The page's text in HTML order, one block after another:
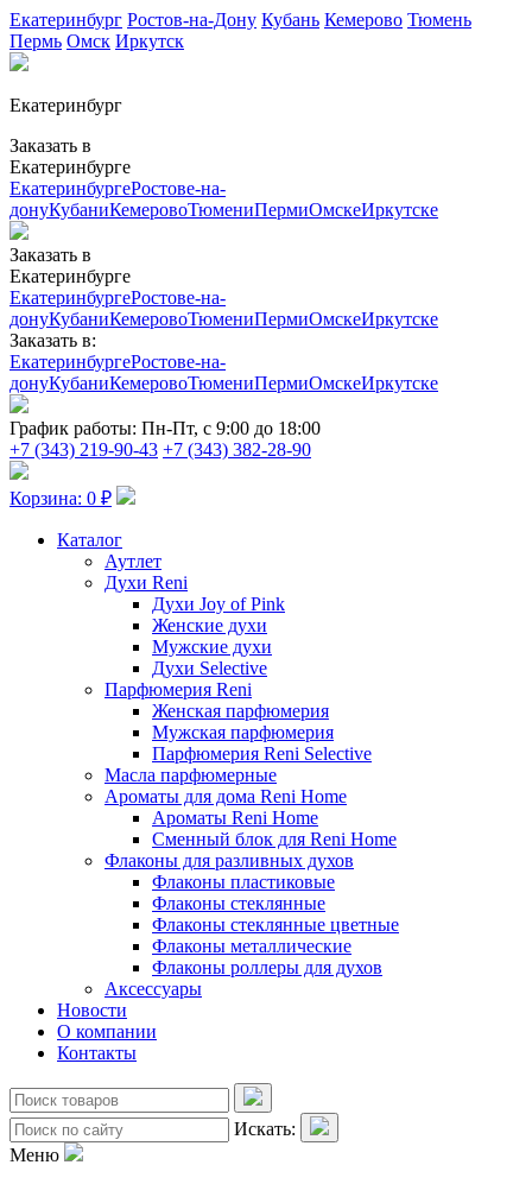
Екатеринбург Ростов-на-Дону Кубань Кемерово Тюмень
Пермь Омск Иркутск
Екатеринбург
Заказать в
Екатеринбурге
ЕкатеринбургеРостове-на-
донуКубаниКемеровоТюмениПермиОмскеИркутске
Заказать в
Екатеринбурге
ЕкатеринбургеРостове-на-
донуКубаниКемеровоТюмениПермиОмскеИркутске
Заказать в:
ЕкатеринбургеРостове-на-
донуКубаниКемеровоТюмениПермиОмскеИркутске
График работы: Пн-Пт, с 9:00 до 18:00
+7 (343) 219-90-43 +7 (343) 382-28-90
Корзина: 0 ₽
Каталог
Аутлет
Духи Reni
Духи Joy of Pink
Женские духи
Мужские духи
Духи Selective
Парфюмерия Reni
Женская парфюмерия
Мужская парфюмерия
Парфюмерия Reni Selective
Масла парфюмерные
Ароматы для дома Reni Home
Ароматы Reni Home
Сменный блок для Reni Home
Флаконы для разливных духов
Флаконы пластиковые
Флаконы стеклянные
Флаконы стеклянные цветные
Флаконы металлические
Флаконы роллеры для духов
Аксессуары
Новости
О компании
Контакты
Искать:
Меню